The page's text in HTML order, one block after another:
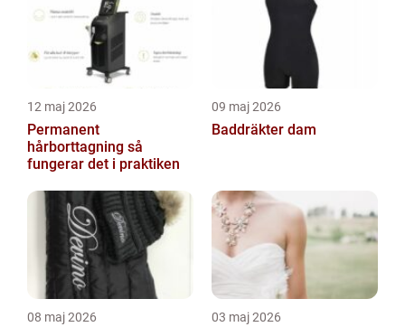
12 maj 2026
Permanent
hårborttagning så
fungerar det i praktiken
09 maj 2026
Baddräkter dam
08 maj 2026 03 maj 2026